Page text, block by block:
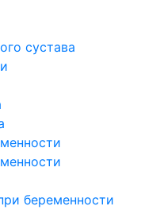
сустава
беременности